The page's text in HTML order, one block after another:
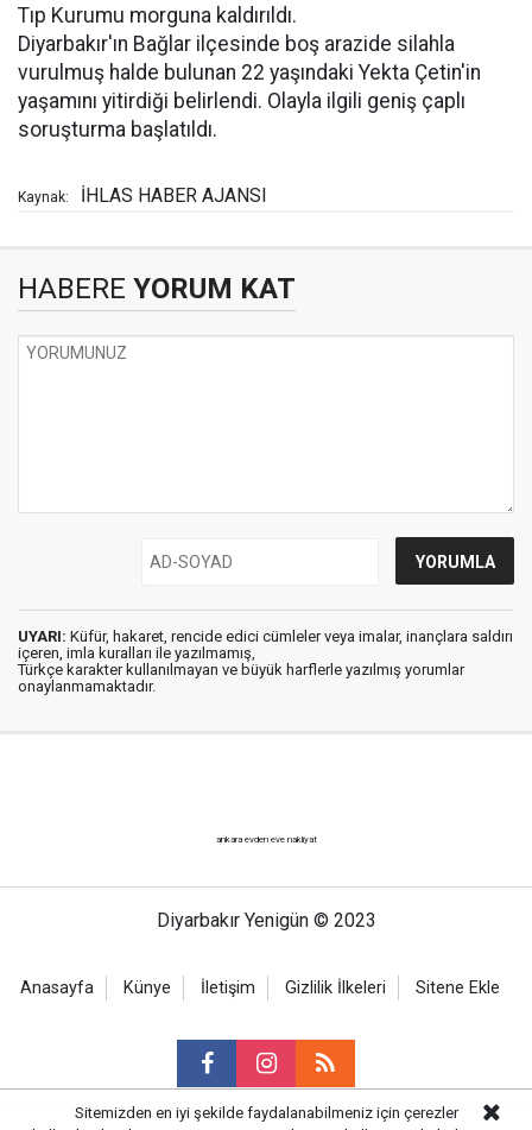
Tıp Kurumu morguna kaldırıldı.
Diyarbakır'ın Bağlar ilçesinde boş arazide silahla
vurulmuş halde bulunan 22 yaşındaki Yekta Çetin'in
yaşamını yitirdiği belirlendi. Olayla ilgili geniş çaplı
soruşturma başlatıldı.
Kaynak: İHLAS HABER AJANSI
HABERE YORUM KAT
UYARI: Küfür, hakaret, rencide edici cümleler veya imalar, inançlara saldırı
içeren, imla kuralları ile yazılmamış,
Türkçe karakter kullanılmayan ve büyük harflerle yazılmış yorumlar
onaylanmamaktadır.
ankara evden eve nakliyat
Diyarbakır Yenigün © 2023
Anasayfa Künye İletişim Gizlilik İlkeleri Sitene Ekle
Sitemizden en iyi şekilde faydalanabilmeniz için çerezler